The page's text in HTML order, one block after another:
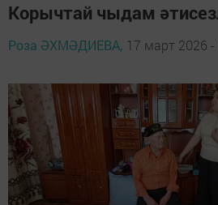
Корычтай чыдам
Роза ӘХМӘДИЕВА, 17 март 2026 -